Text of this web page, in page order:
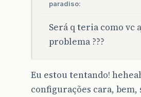
paradiso:
Será q teria como vc
problema ???
Eu estou tentando!
configurações cara, bem,